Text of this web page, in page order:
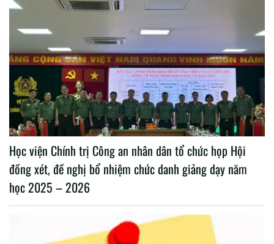
Học viện Chính trị Công an nhân dân tổ chức họp Hội
đồng xét, đề nghị bổ nhiệm chức danh giảng dạy năm
học 2025 – 2026